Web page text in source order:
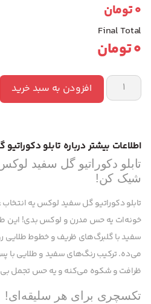
0تومان
Final Total
0تومان
افزودن به سبد خرید
اطلاعات بیشتر درباره تابلو
تابلو دکوراتیو گل سفید
شیک کن!
تابلو دکوراتیو گل سفید لوکس یه
خونه‌ات یه حس مدرن و لوکس بدی! این
سفید با گلبرگ‌های ظریف و خطوط
می‌ده. ترکیب رنگ‌های سفید و طلایی با
ظرافت و شکوه می‌کنه و یه حس تجمل
تکسچری برای هر سلیقه‌ای!